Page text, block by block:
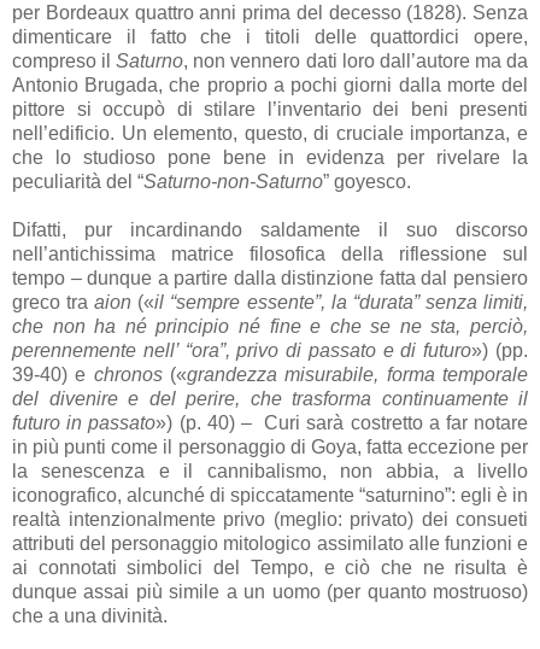
per Bordeaux quattro anni prima del decesso (1828). Senza
dimenticare il fatto che i titoli delle quattordici opere,
compreso ilSaturno, non vennero dati loro dall’autore ma da
Antonio Brugada, che proprio a pochi giorni dalla morte del
pittore si occupò di stilare l’inventario dei beni presenti
nell’edificio. Un elemento, questo, di cruciale importanza, e
che lo studioso pone bene in evidenza per rivelare la
peculiarità del “Saturno-non-Saturno” goyesco.
Difatti, pur incardinando saldamente il suo discorso
nell’antichissima matrice filosofica della riflessione sul
tempo – dunque a partire dalla distinzione fatta dal pensiero
greco traaion («il “sempre essente”, la “durata” senza limiti,
che non ha né principio né fine e che se ne sta, perciò,
perennemente nell’ “ora”, privo di passato e di futuro») (pp.
39-40) e chronos(«grandezza misurabile, forma temporale
del divenire e del perire, che trasforma continuamente il
futuro in passato») (p. 40) – Curi sarà costretto a far notare
in più punti come il personaggio di Goya, fatta eccezione per
la senescenza e il cannibalismo, non abbia, a livello
iconografico, alcunché di spiccatamente “saturnino”: egli è in
realtà intenzionalmente privo (meglio: privato) dei consueti
attributi del personaggio mitologico assimilato alle funzioni e
ai connotati simbolici del Tempo, e ciò che ne risulta è
dunque assai più simile a un uomo (per quanto mostruoso)
che a una divinità.